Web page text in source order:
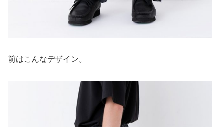
前はこんなデザイン。